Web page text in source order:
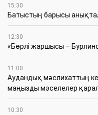
15:30
Батыстың барысы
12:30
«Бөрлі жаршысы –
11:00
Аудандық мәслихаттың
маңызды мәселелер
10:30